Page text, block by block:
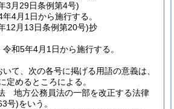
3月29日条例第4号)
4月1日から施行する。
12月13日条例第20号)抄
和5年4月1日から施行する。
いて、次の各号に掲げる用語の意義は、
定めるところによる。
地方公務員法の一部を改正する法律
号)をいう。